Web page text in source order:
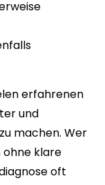
erfahrenen
und
machen. Wer
ohne klare
oft